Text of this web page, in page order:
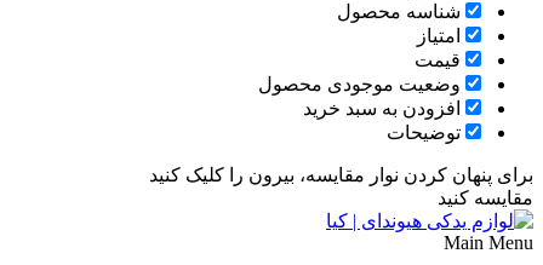
شناسه محصول
امتیاز
قیمت
وضعیت موجودی محصول
افزودن به سبد خرید
توضیحات
برای پنهان کردن نوار مقایسه، بیرون را کلیک کنید
مقایسه کنید
Main Menu